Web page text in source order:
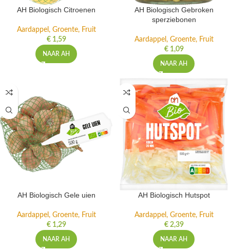
AH Biologisch Citroenen
Aardappel, Groente, Fruit
€1,59
NAAR AH
AH Biologisch Gebroken
sperziebonen
Aardappel, Groente, Fruit
€1,09
NAAR AH
AH Biologisch Gele uien
Aardappel, Groente, Fruit
€1,29
NAAR AH
AH Biologisch Hutspot
Aardappel, Groente, Fruit
€2,39
NAAR AH